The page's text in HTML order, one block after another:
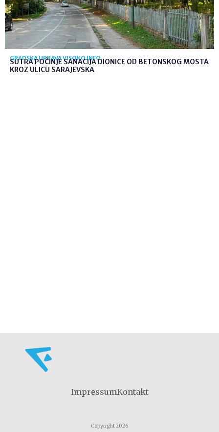
GRADSKA UPRAVA VISOKO INFO
SUTRA POČINJE SANACIJA DIONICE OD BETONSKOG MOSTA
KROZ ULICU SARAJEVSKA
ImpressumKontakt
Copyright 2026